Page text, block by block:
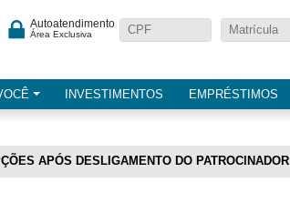
Autoatendimento
Área Exclusiva
INVESTIMENTOS EMPRÉSTIMOS
APÓS DESLIGAMENTO DO PATROCINADOR